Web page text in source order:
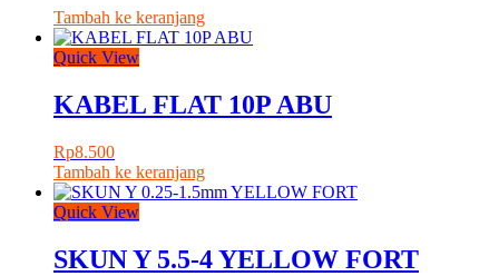
Tambah ke keranjang
Quick View
KABEL FLAT 10P ABU
Rp8.500
Tambah ke keranjang
Quick View
SKUN Y 5.5-4 YELLOW FORT